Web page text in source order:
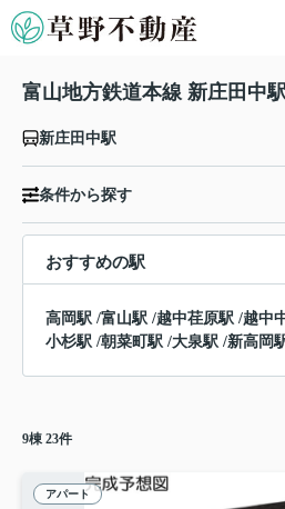
富山地方鉄道本線 新庄田中
新庄田中駅
条件から探す
おすすめの駅
高岡駅 /富山駅 /越中荏原駅 /越中
小杉駅 /朝菜町駅 /大泉駅 /新高岡
9棟 23件
アパート